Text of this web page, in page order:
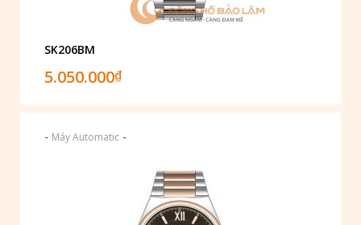
SK206BM
5.050.000₫
- Máy Automatic -